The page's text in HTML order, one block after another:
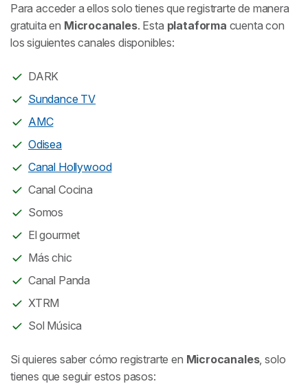
Para acceder a ellos solo tienes que registrarte de manera
gratuita en Microcanales. Esta plataforma cuenta con
los siguientes canales disponibles:
DARK
Sundance TV
AMC
Odisea
Canal Hollywood
Canal Cocina
Somos
El gourmet
Más chic
Canal Panda
XTRM
Sol Música
Si quieres saber cómo registrarte en Microcanales, solo
tienes que seguir estos pasos: